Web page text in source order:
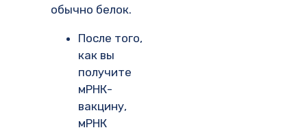
обычно белок.
После того,
как вы
получите
мРНК-
вакцину,
мРНК